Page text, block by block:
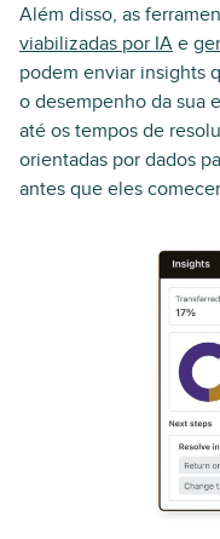
Além disso, as
viabilizadas por IA e
podem enviar insights
o desempenho da sua
até os tempos de
orientadas por dados
antes que eles